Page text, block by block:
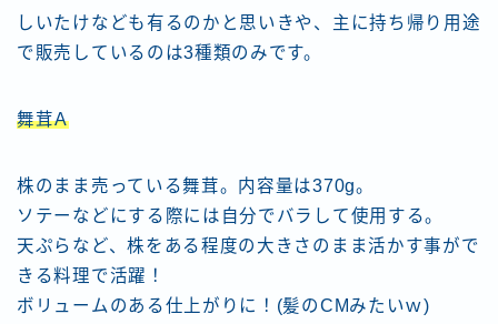
しいたけなども有るのかと思いきや、主に持ち帰り用途
で販売しているのは3種類のみです。
舞茸A
株のまま売っている舞茸。内容量は370g。
ソテーなどにする際には自分でバラして使用する。
天ぷらなど、株をある程度の大きさのまま活かす事がで
きる料理で活躍！
ボリュームのある仕上がりに！(髪のCMみたいｗ)